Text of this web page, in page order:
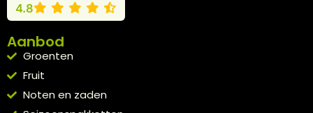
4.8
Aanbod
Groenten
Fruit
Noten en zaden